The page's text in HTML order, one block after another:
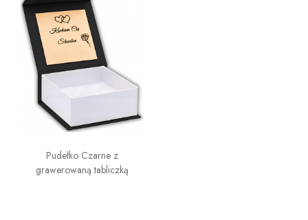
Pudełko Czarne z
grawerowaną tabliczką